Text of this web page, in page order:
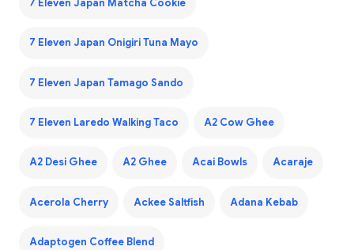
7 Eleven Japan Matcha Cookie
7 Eleven Japan Onigiri Tuna Mayo
7 Eleven Japan Tamago Sando
7 Eleven Laredo Walking Taco A2 Cow Ghee
A2 Desi Ghee A2 Ghee Acai Bowls Acaraje
Acerola Cherry Ackee Saltfish Adana Kebab
Adaptogen Coffee Blend